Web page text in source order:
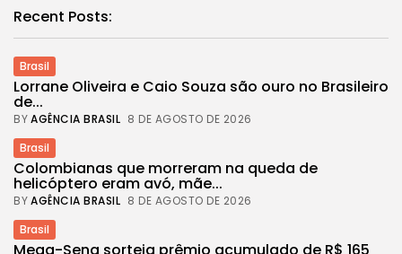
Recent Posts:
Brasil
Lorrane Oliveira e Caio Souza são ouro no Brasileiro
de...
BYAGÊNCIA BRASIL 8 DE AGOSTO DE 2026
Brasil
Colombianas que morreram na queda de
helicóptero eram avó, mãe...
BYAGÊNCIA BRASIL 8 DE AGOSTO DE 2026
Brasil
Mega-Sena sorteia prêmio acumulado de R$ 165